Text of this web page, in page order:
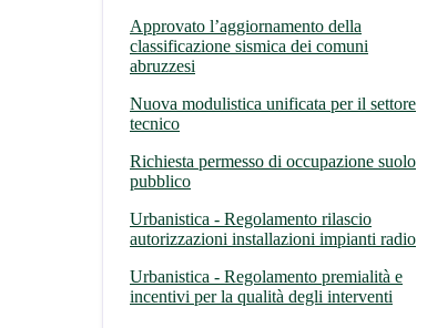
Approvato l’aggiornamento della
classificazione sismica dei comuni
abruzzesi
Nuova modulistica unificata per il settore
tecnico
Richiesta permesso di occupazione suolo
pubblico
Urbanistica - Regolamento rilascio
autorizzazioni installazioni impianti radio
Urbanistica - Regolamento premialità e
incentivi per la qualità degli interventi